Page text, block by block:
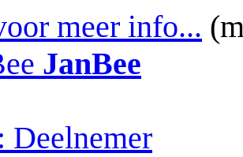
meer info...
JanBee
: Deelnemer